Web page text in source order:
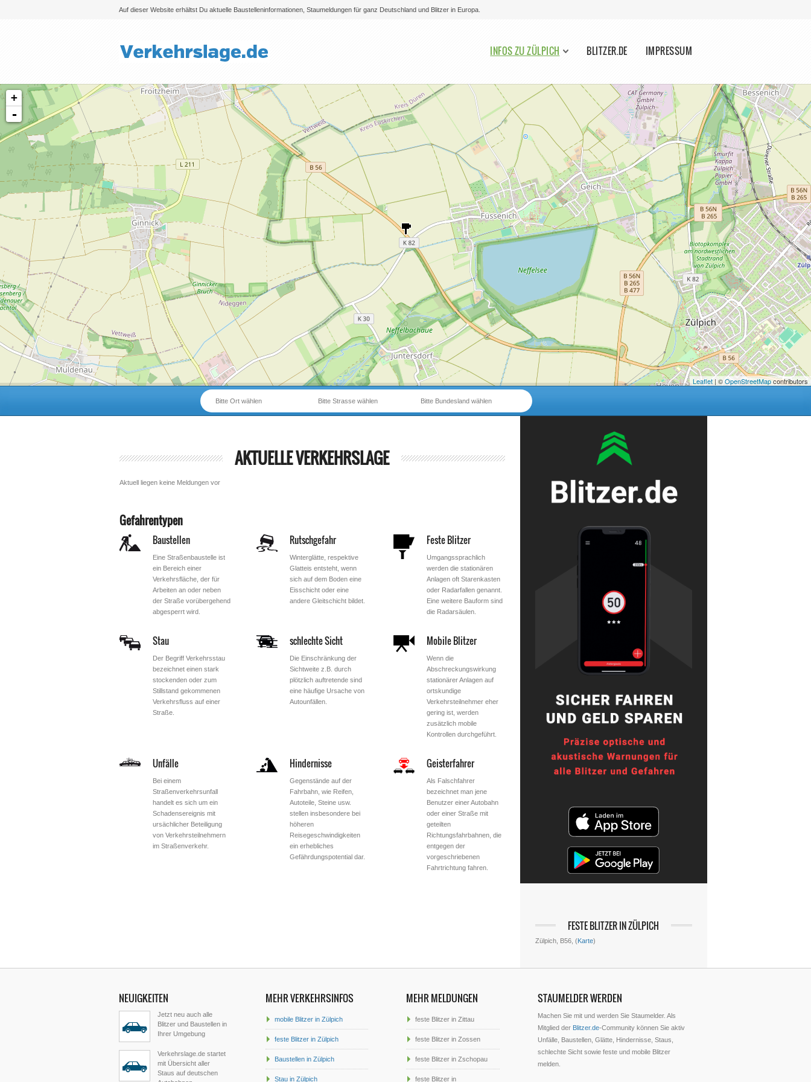
Auf dieser Website erhältst Du aktuelle Baustelleninformationen, Staumeldungen für ganz Deutschland und Blitzer in Europa.
Bitte auswählen
INFOS ZU ZÜLPICH BLITZER.DE IMPRESSUM
+
-
Leaflet| ©OpenStreetMapcontributors
Bitte Bundesland wählen
Bitte Strasse wählen
Bitte Ort wählen
AKTUELLE VERKEHRSLAGE
Aktuell liegen keine Meldungen vor
Gefahrentypen
Baustellen
Eine Straßenbaustelle ist
ein Bereich einer
Verkehrsfläche, der für
Arbeiten an oder neben
der Straße vorübergehend
abgesperrt wird.
Rutschgefahr
Winterglätte, respektive
Glatteis entsteht, wenn
sich auf dem Boden eine
Eisschicht oder eine
andere Gleitschicht bildet.
Feste Blitzer
Umgangssprachlich
werden die stationären
Anlagen oft Starenkasten
oder Radarfallen genannt.
Eine weitere Bauform sind
die Radarsäulen.
Stau
Der Begriff Verkehrsstau
bezeichnet einen stark
stockenden oder zum
Stillstand gekommenen
Verkehrsfluss auf einer
Straße.
schlechte Sicht
Die Einschränkung der
Sichtweite z.B. durch
plötzlich auftretende sind
eine häufige Ursache von
Autounfällen.
Mobile Blitzer
Wenn die
Abschreckungswirkung
stationärer Anlagen auf
ortskundige
Verkehrsteilnehmer eher
gering ist, werden
zusätzlich mobile
Kontrollen durchgeführt.
Unfälle
Bei einem
Straßenverkehrsunfall
handelt es sich um ein
Schadensereignis mit
ursächlicher Beteiligung
von Verkehrsteilnehmern
im Straßenverkehr.
Hindernisse
Gegenstände auf der
Fahrbahn, wie Reifen,
Autoteile, Steine usw.
stellen insbesondere bei
höheren
Reisegeschwindigkeiten
ein erhebliches
Gefährdungspotential dar.
Geisterfahrer
Als Falschfahrer
bezeichnet man jene
Benutzer einer Autobahn
oder einer Straße mit
geteilten
Richtungsfahrbahnen, die
entgegen der
vorgeschriebenen
Fahrtrichtung fahren.
FESTE BLITZER IN ZÜLPICH
Zülpich, B56, (Karte)
NEUIGKEITEN
Jetzt neu auch alle
Blitzer und Baustellen in
Ihrer Umgebung
Verkehrslage.de startet
mit Übersicht aller
Staus auf deutschen
MEHR VERKEHRSINFOS
mobile Blitzer in Zülpich
feste Blitzer in Zülpich
Baustellen in Zülpich
Stau in Zülpich
MEHR MELDUNGEN
feste Blitzer in Zittau
feste Blitzer in Zossen
feste Blitzer in Zschopau
feste Blitzer in
STAUMELDER WERDEN
Machen Sie mit und werden Sie Staumelder. Als
Mitglied der Blitzer.de-Community können Sie aktiv
Unfälle, Baustellen, Glätte, Hindernisse, Staus,
schlechte Sicht sowie feste und mobile Blitzer
melden.